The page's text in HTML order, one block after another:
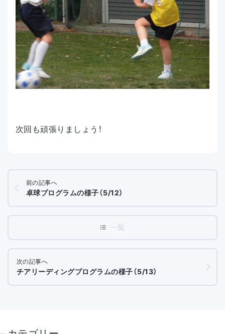
次回も頑張りましょう！
前の記事へ
卓球プログラムの様子（5/12）
次の記事へ
チアリーディングプログラムの様子（5/13）